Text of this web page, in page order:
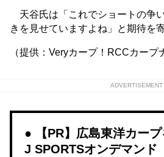
天谷氏は「これでショートの争
きを見せていますよね」と期待を寄
（提供：Veryカープ！RCCカープ
ADVERTISEMENT
【PR】広島東洋カー
J SPORTSオンデマンド